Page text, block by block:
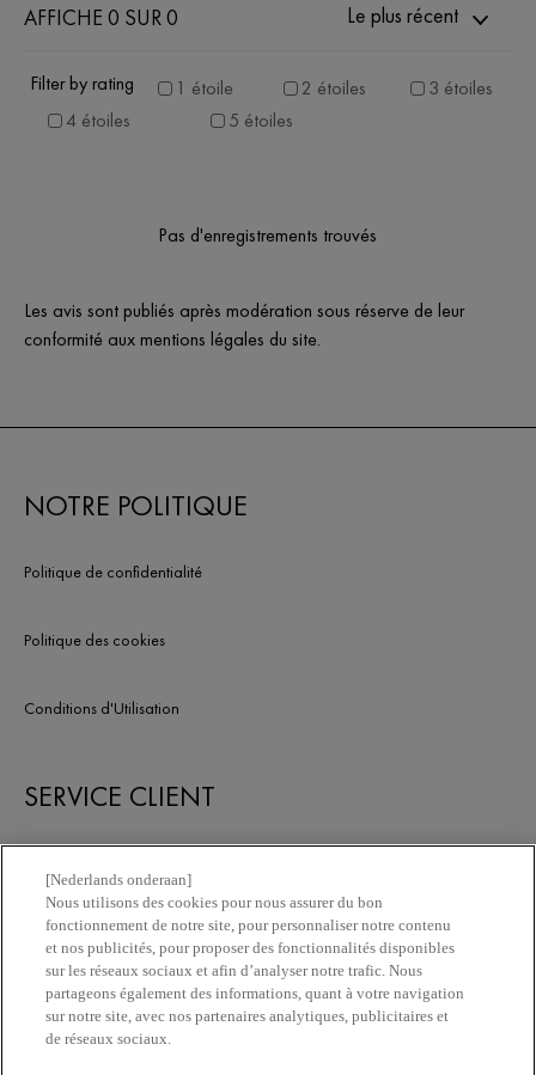
AFFICHE 0 SUR 0 Le plus récent
Filter by rating 1 étoile 2 étoiles
3 étoiles
4 étoiles
5 étoiles
Pas d'enregistrements trouvés
Les avis sont publiés après modération sous réserve de leur
conformité aux mentions légales du site.
NOTRE POLITIQUE
Politique de confidentialité
Politique des cookies
Conditions d'Utilisation
SERVICE CLIENT
Newsletter
Trouvez une pharmacie​
[Nederlands onderaan]
Nous utilisons des cookies pour nous assurer du bon
fonctionnement de notre site, pour personnaliser notre contenu
et nos publicités, pour proposer des fonctionnalités disponibles
sur les réseaux sociaux et afin d’analyser notre trafic. Nous
partageons également des informations, quant à votre navigation
sur notre site, avec nos partenaires analytiques, publicitaires et
de réseaux sociaux.